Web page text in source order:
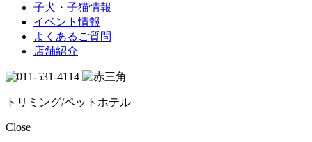
子犬・子猫情報
イベント情報
よくあるご質問
店舗紹介
トリミング/ペットホテル
Close